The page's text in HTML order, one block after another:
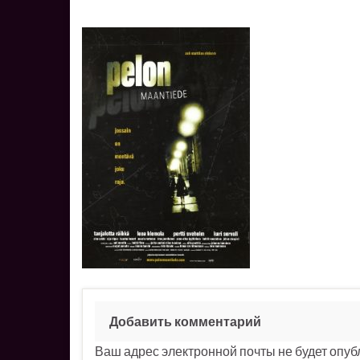
Добавить комментарий
Ваш адрес электронной почты не будет